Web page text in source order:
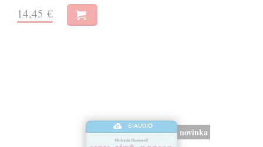
14,45 €
E-AUDIO
novinka